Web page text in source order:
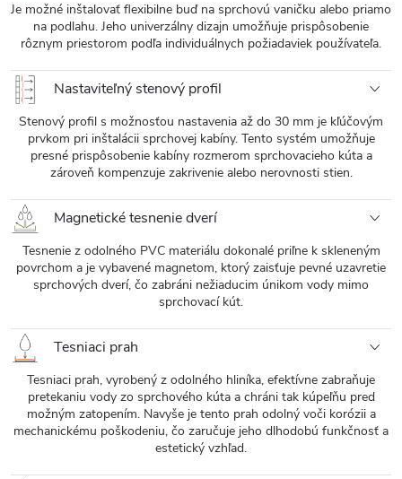
Je možné inštalovať flexibilne buď na sprchovú vaničku alebo priamo
na podlahu. Jeho univerzálny dizajn umožňuje prispôsobenie
rôznym priestorom podľa individuálnych požiadaviek používateľa.
Nastaviteľný stenový profil
Stenový profil s možnosťou nastavenia až do 30 mm je kľúčovým
prvkom pri inštalácii sprchovej kabíny. Tento systém umožňuje
presné prispôsobenie kabíny rozmerom sprchovacieho kúta a
zároveň kompenzuje zakrivenie alebo nerovnosti stien.
Magnetické tesnenie dverí
Tesnenie z odolného PVC materiálu dokonalé priľne k skleneným
povrchom a je vybavené magnetom, ktorý zaisťuje pevné uzavretie
sprchových dverí, čo zabráni nežiaducim únikom vody mimo
sprchovací kút.
Tesniaci prah
Tesniaci prah, vyrobený z odolného hliníka, efektívne zabraňuje
pretekaniu vody zo sprchového kúta a chráni tak kúpeľňu pred
možným zatopením. Navyše je tento prah odolný voči korózii a
mechanickému poškodeniu, čo zaručuje jeho dlhodobú funkčnosť a
estetický vzhľad.